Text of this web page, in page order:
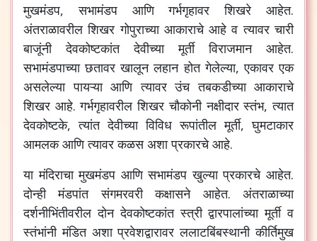
मुखमंडप,सभामंडप आणि गर्भगृहावर शिखरे आहेत.
अंतराळावरील शिखर गोपुराच्या आकाराचे आहे व त्यावर चारी
बाजूंनी
देवकोष्टकांत देवीच्या मूर्ती विराजमान आहेत.
सभामंडपाच्या छतावर खालून लहान होत गेलेल्या,एकावर एक
असलेल्या पायऱ्या आणि त्यावर उंच तबकडीच्या आकाराचे
शिखर आहे.गर्भगृहावरील शिखर चौकोनी नक्षीदार स्तंभ,त्यात
देवकोष्टके,त्यांत देवीच्या विविध रूपांतील मूर्ती,घुमटाकार
आमलक आणि त्यावर कळस अशा प्रकारचे आहे.
या मंदिराचा मुखमंडप आणि सभामंडप खुल्या प्रकारचे आहेत.
दोन्ही
मंडपांत संगमरवरी कक्षासने आहेत.अंतराळाच्या
दर्शनीभिंतीवरील दोन देवकोष्टकांत स्त्री द्वारपालांच्या मूर्ती व
स्तंभांनी मंडित अशा प्रवेशद्वारावर ललाटबिंबस्थानी कीर्तिमुख